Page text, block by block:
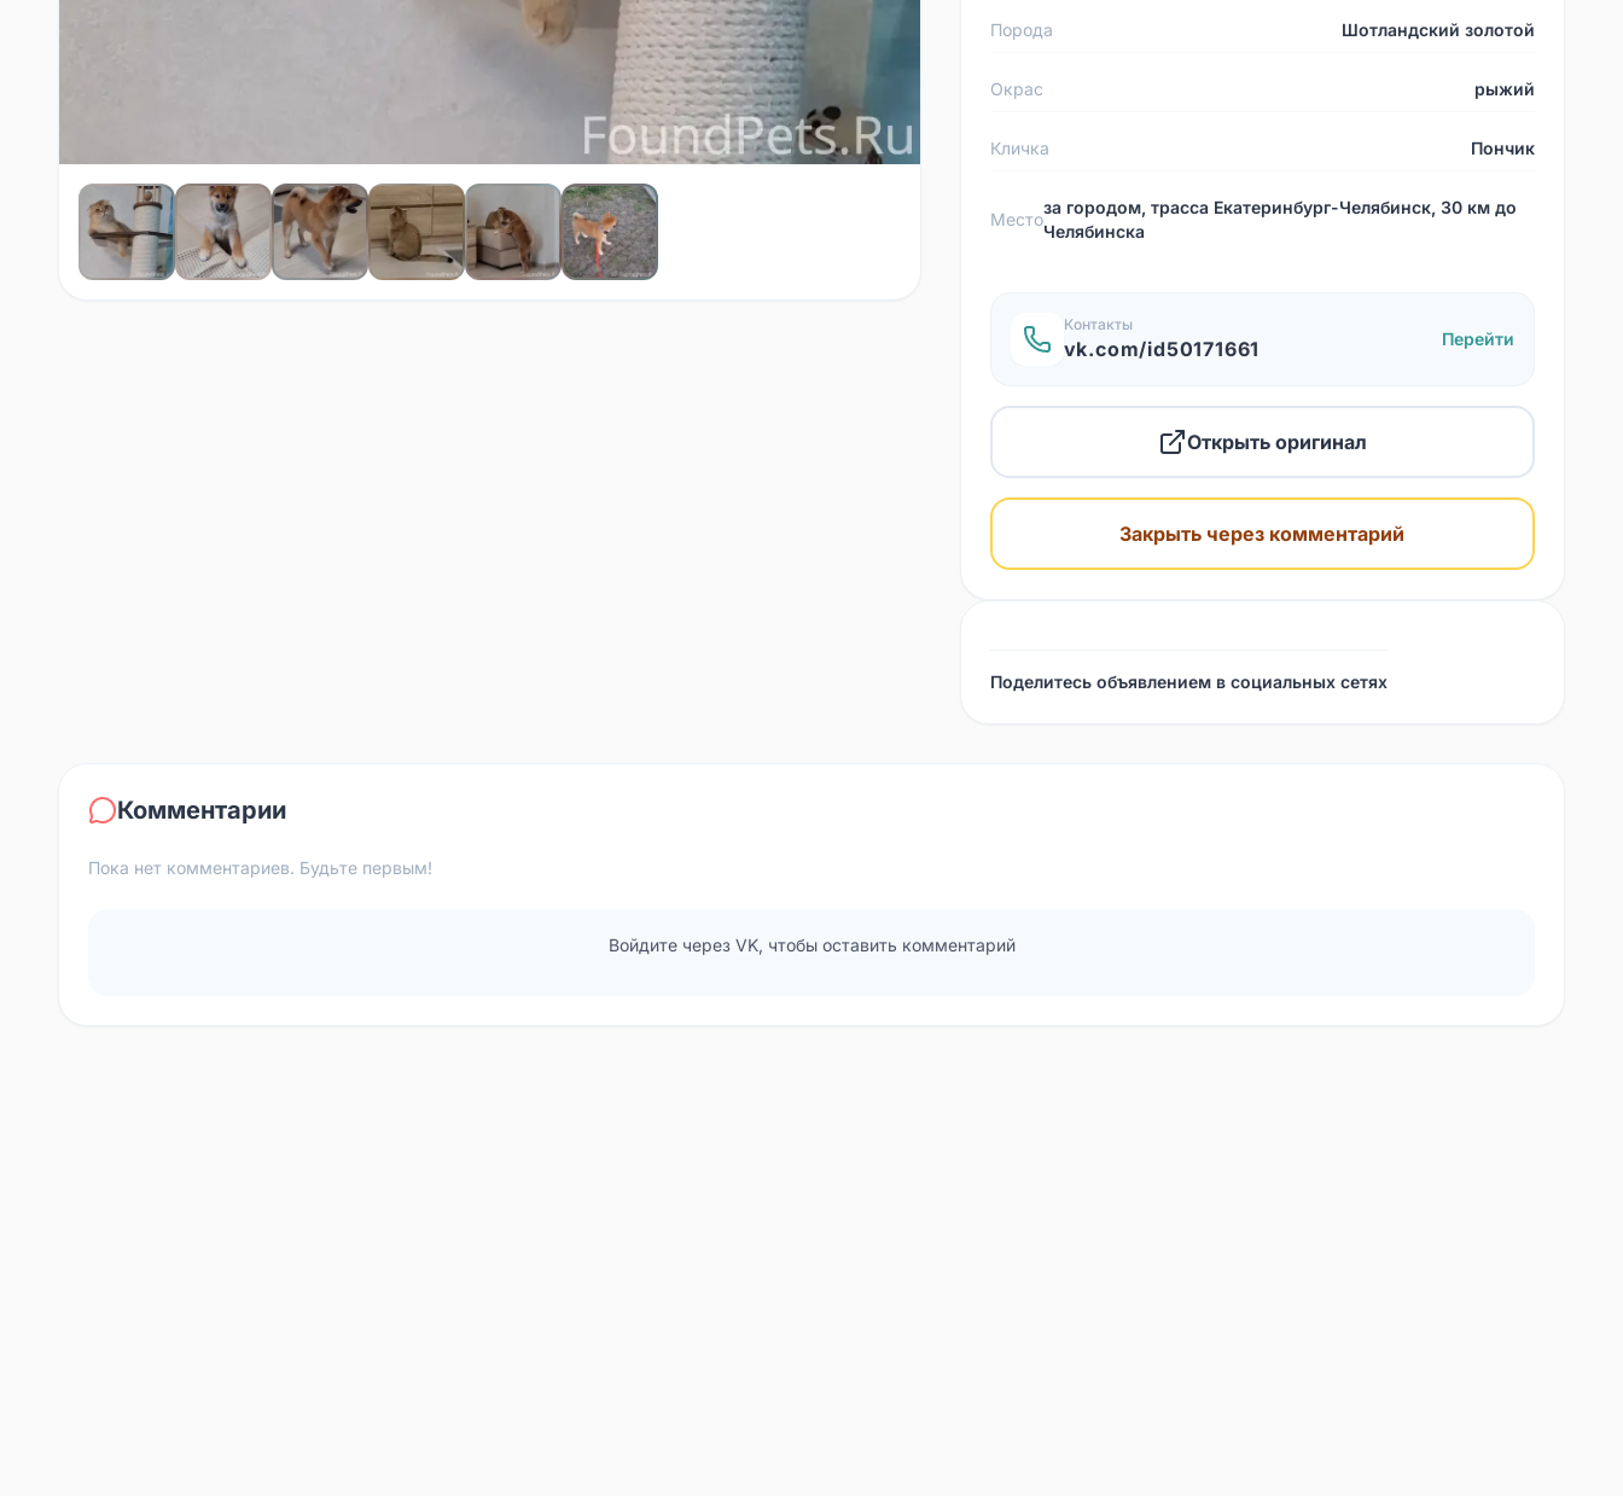
Порода Шотландский золотой
Окрас рыжий
Кличка Пончик
Место
за городом, трасса Екатеринбург-Челябинск, 30 км до
Челябинска
Контакты
vk.com/id50171661 Перейти
Открыть оригинал
Закрыть через комментарий
Поделитесь объявлением в социальных сетях
Комментарии
Пока нет комментариев. Будьте первым!
Войдите через VK, чтобы оставить комментарий